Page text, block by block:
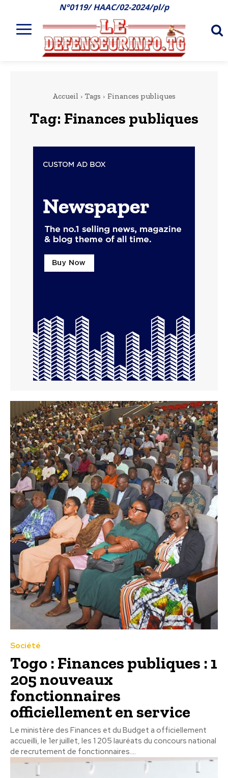
N°0119/ HAAC/02-2024/pl/p
Accueil Tags Finances publiques
Tag: Finances publiques
Société
Togo : Finances publiques : 1
205 nouveaux
fonctionnaires
officiellement en service
Le ministère des Finances et du Budget a officiellement
accueilli, le 1er juillet, les 1 205 lauréats du concours national
de recrutement de fonctionnaires....